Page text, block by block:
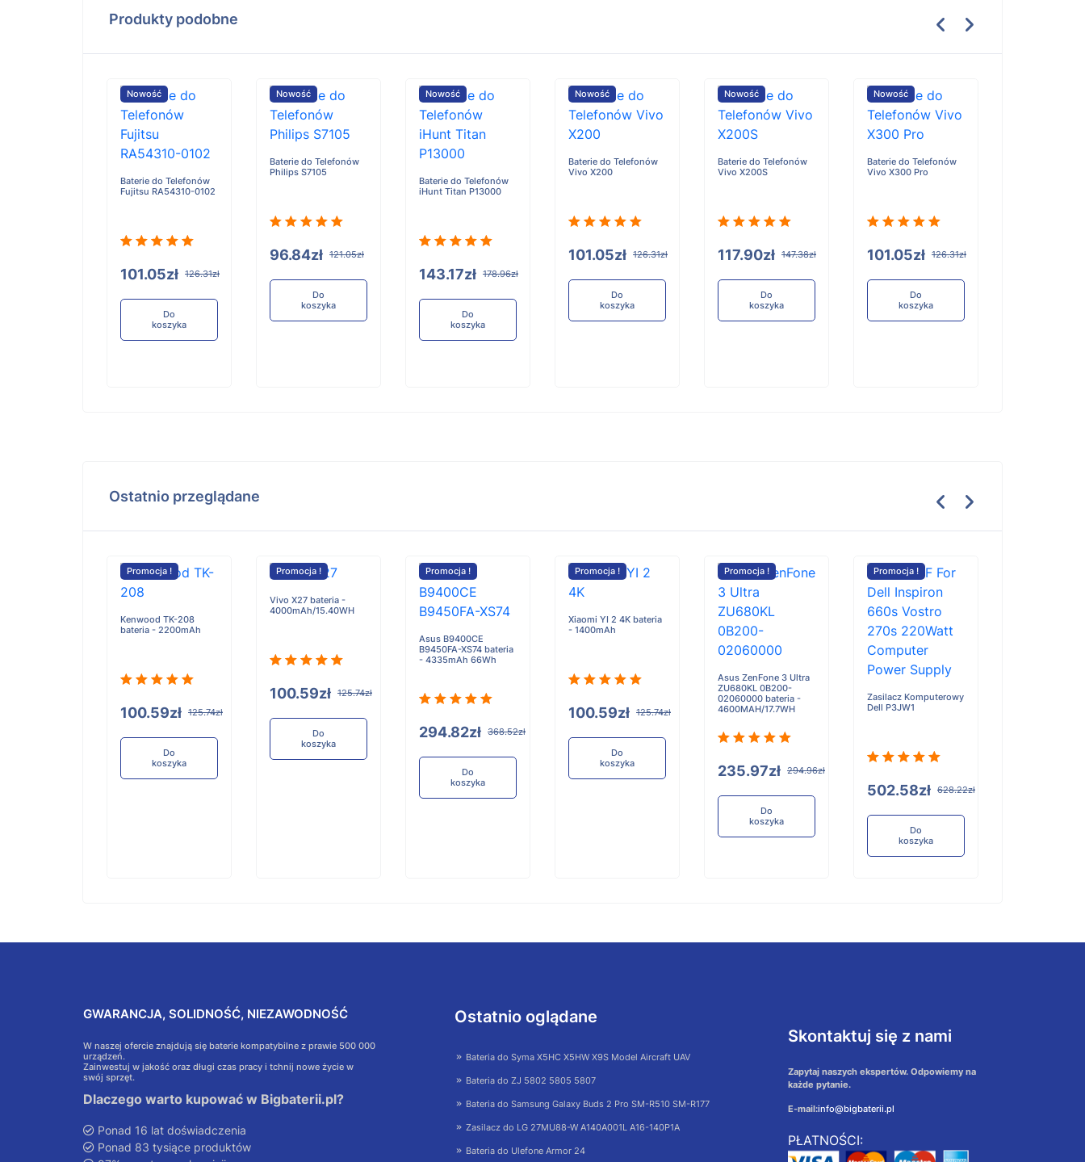
Produkty podobne
Nowość
Baterie do Telefonów
Fujitsu RA54310-0102
101.05zł 126.31zł
Do
koszyka
Nowość
Baterie do Telefonów
Philips S7105
96.84zł 121.05zł
Do
koszyka
Nowość
Baterie do Telefonów
iHunt Titan P13000
143.17zł 178.96zł
Do
koszyka
Nowość
Baterie do Telefonów
Vivo X200
101.05zł 126.31zł
Do
koszyka
Nowość
Baterie do Telefonów
Vivo X200S
117.90zł 147.38zł
Do
koszyka
Nowość
Baterie do Telefonów
Vivo X300 Pro
101.05zł 126.31zł
Do
koszyka
Ostatnio przeglądane
Promocja !
Kenwood TK-208
bateria - 2200mAh
100.59zł 125.74zł
Do
koszyka
Promocja !
Vivo X27 bateria -
4000mAh/15.40WH
100.59zł 125.74zł
Do
koszyka
Promocja !
Asus B9400CE
B9450FA-XS74 bateria
- 4335mAh 66Wh
294.82zł 368.52zł
Do
koszyka
Promocja !
Xiaomi YI 2 4K bateria
- 1400mAh
100.59zł 125.74zł
Do
koszyka
Promocja !
Asus ZenFone 3 Ultra
ZU680KL 0B200-
02060000 bateria -
4600MAH/17.7WH
235.97zł 294.96zł
Do
koszyka
Promocja !
Zasilacz Komputerowy
Dell P3JW1
502.58zł 628.22zł
Do
koszyka
GWARANCJA, SOLIDNOŚĆ, NIEZAWODNOŚĆ
W naszej ofercie znajdują się baterie kompatybilne z prawie 500 000
urządzeń.
Zainwestuj w jakość oraz długi czas pracy i tchnij nowe życie w
swój sprzęt.
Dlaczego warto kupować w Bigbaterii.pl?
Ponad 16 lat doświadczenia
Ponad 83 tysiące produktów
Ostatnio oglądane
Bateria do Syma X5HC X5HW X9S Model Aircraft UAV
Bateria do ZJ 5802 5805 5807
Bateria do Samsung Galaxy Buds 2 Pro SM-R510 SM-R177
Zasilacz do LG 27MU88-W A140A001L A16-140P1A
Bateria do Ulefone Armor 24
Skontaktuj się z nami
Zapytaj naszych ekspertów. Odpowiemy na
każde pytanie.
E-mail:info@bigbaterii.pl
PŁATNOŚCI: